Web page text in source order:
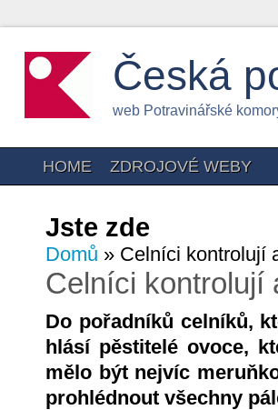
Česká
web Potravinářské
HOME ZDROJOVÉ WEBY
Jste zde
Domů » Celníci kontrolují
Celníci kontrolují
Do pořadníků celníků,
hlásí pěstitelé ovoce,
mělo být nejvíc
prohlédnout všechny